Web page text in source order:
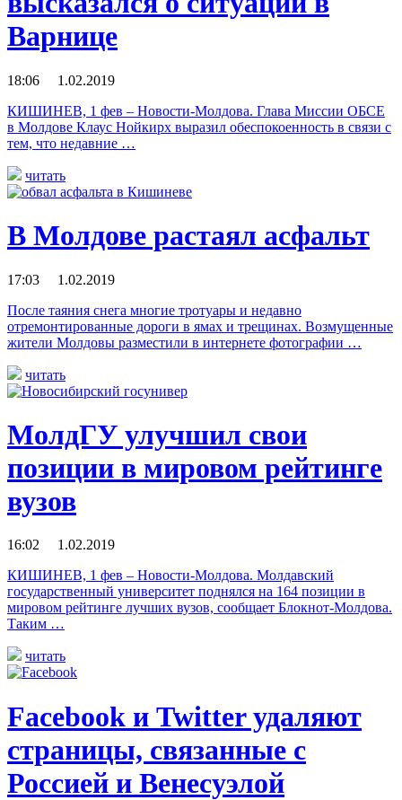
Варнице
18:06 1.02.2019
КИШИНЕВ, 1 фев – Новости-Молдова. Глава Миссии ОБСЕ
в Молдове Клаус Нойкирх выразил обеспокоенность в связи с
тем, что недавние …
читать
В Молдове растаял асфальт
17:03 1.02.2019
После таяния снега многие тротуары и недавно
отремонтированные дороги в ямах и трещинах. Возмущенные
жители Молдовы разместили в интернете фотографии …
читать
МолдГУ улучшил свои
позиции в мировом рейтинге
вузов
16:02 1.02.2019
КИШИНЕВ, 1 фев – Новости-Молдова. Молдавский
государственный университет поднялся на 164 позиции в
мировом рейтинге лучших вузов, сообщает Блокнот-Молдова.
Таким …
читать
Facebook и Twitter удаляют
страницы, связанные с
Россией и Венесуэлой